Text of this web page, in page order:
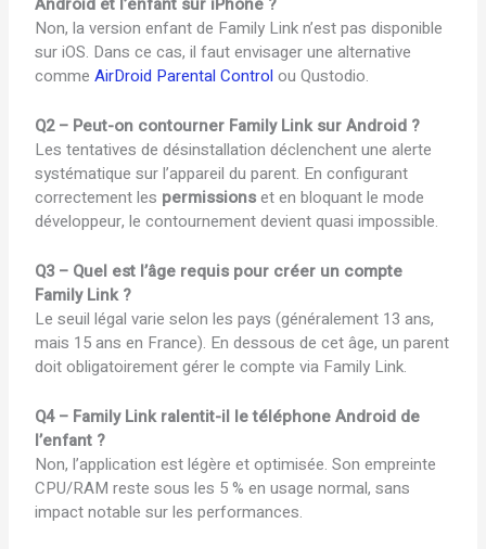
Non, la version enfant de Family Link n’est pas disponible
sur iOS. Dans ce cas, il faut envisager une alternative
commeAirDroid Parental Control ou Qustodio.
Q2 – Peut-on contourner Family Link sur Android ?
Les tentatives de désinstallation déclenchent une alerte
systématique sur l’appareil du parent. En configurant
correctement les permissionset en bloquant le mode
développeur, le contournement devient quasi impossible.
Q3 – Quel est l’âge requis pour créer un compte
Family Link ?
Le seuil légal varie selon les pays (généralement 13 ans,
mais 15 ans en France). En dessous de cet âge, un parent
doit obligatoirement gérer le compte via Family Link.
Q4 – Family Link ralentit-il le téléphone Android de
l’enfant ?
Non, l’application est légère et optimisée. Son empreinte
CPU/RAM reste sous les 5 % en usage normal, sans
impact notable sur les performances.